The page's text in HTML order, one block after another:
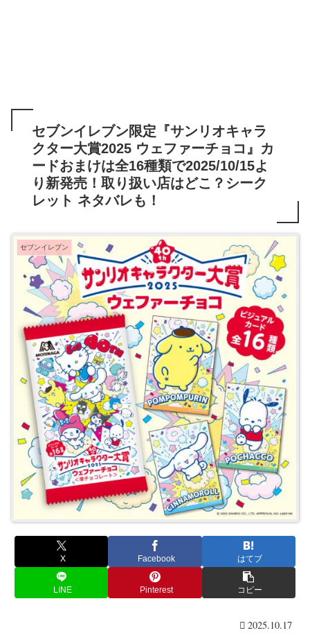
セブンイレブン限定『サンリオキャラ
クター大賞2025 ウェファーチョコ』カ
ードおまけは全16種類で2025/10/15よ
り新発売！取り扱い店はどこ？シーク
レット ネタバレも！
セブンイレブン
X Facebook はてブ
LINE Pinterest コピー
2025.10.17